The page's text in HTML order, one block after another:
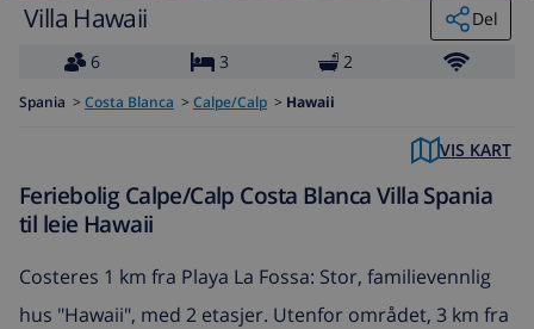
Villa Hawaii
Del
6
3 2
Spania > Costa Blanca > Calpe/Calp > Hawaii
VIS KART
Feriebolig Calpe/Calp Costa Blanca Villa Spania
til leie Hawaii
Costeres 1 km fra Playa La Fossa: Stor, familievennlig
hus "Hawaii", med 2 etasjer. Utenfor området, 3 km fra